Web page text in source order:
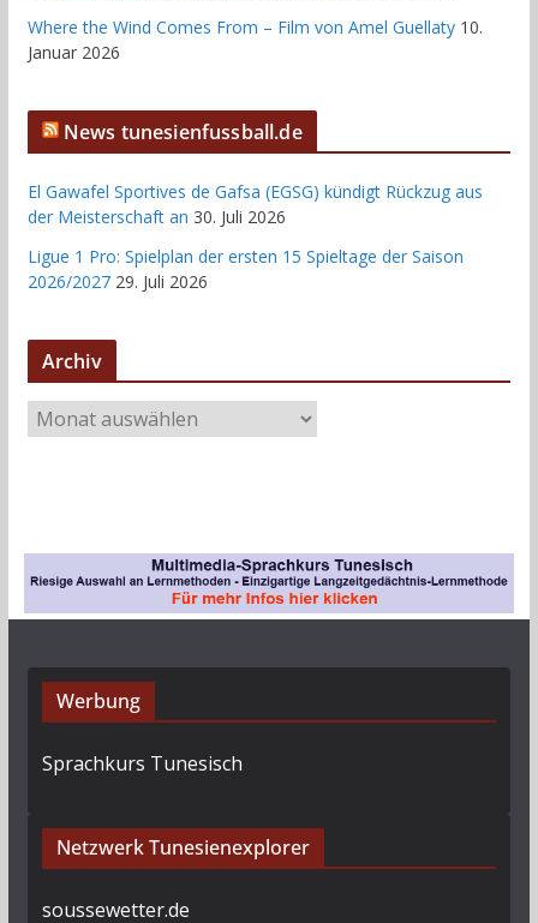
Where the Wind Comes From – Film von Amel Guellaty 10.
Januar 2026
News tunesienfussball.de
El Gawafel Sportives de Gafsa (EGSG) kündigt Rückzug aus
der Meisterschaft an 30. Juli 2026
Ligue 1 Pro: Spielplan der ersten 15 Spieltage der Saison
2026/2027 29. Juli 2026
Archiv
r
Werbung
Sprachkurs Tunesisch
Netzwerk Tunesienexplorer
soussewetter.de